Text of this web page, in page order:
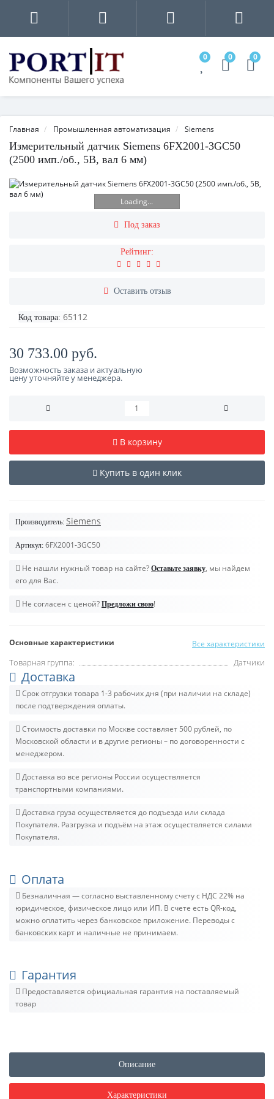
0 0 0
Главная Промышленная автоматизация Siemens
Измерительный датчик Siemens 6FX2001-3GC50
(2500 имп./об., 5В, вал 6 мм)
Loading...
Под заказ
Рейтинг:
Оставить отзыв
Код товара: 65112
30 733.00 руб.
Возможность заказа и актуальную
цену уточняйте у менеджера.
В корзину
Купить в один клик
Производитель: Siemens
Артикул: 6FX2001-3GC50
Не нашли нужный товар на сайте? Оставьте заявку, мы найдем
его для Вас.
Не согласен с ценой? Предложи свою!
Основные характеристики Все характеристики
Товарная группа: Датчики
Доставка
Срок отгрузки товара 1-3 рабочих дня (при наличии на складе)
после подтверждения оплаты.
Стоимость доставки по Москве составляет 500 рублей, по
Московской области и в другие регионы – по договоренности с
менеджером.
Доставка во все регионы России осуществляется
транспортными компаниями.
Доставка груза осуществляется до подъезда или склада
Покупателя. Разгрузка и подъём на этаж осуществляется силами
Покупателя.
Оплата
Безналичная — согласно выставленному счету c НДС 22% на
юридическое, физическое лицо или ИП. В счете есть QR-код,
можно оплатить через банковское приложение. Переводы с
банковских карт и наличные не принимаем.
Гарантия
Предоставляется официальная гарантия на поставляемый
товар
Описание
Характеристики